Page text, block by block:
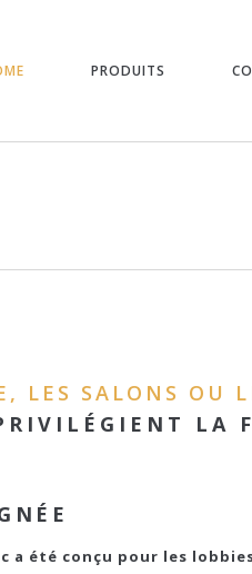
PRODUITS
LES SALONS OU
LA
a été conçu pour les